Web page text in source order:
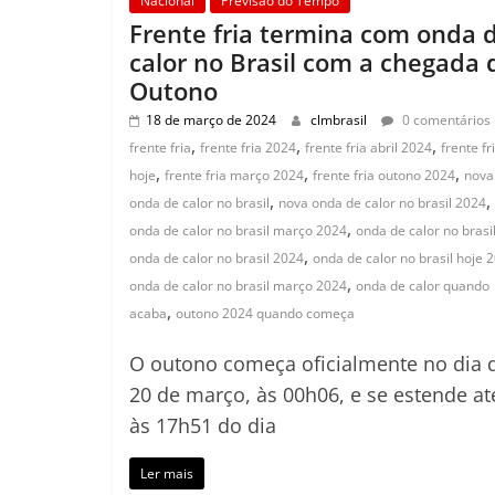
Frente fria termina com onda
calor no Brasil com a chegada
Outono
18 de março de 2024 clmbrasil
0 comentários
frente fria, frente fria 2024, frente fria abril 2024, frente
hoje, frente fria março 2024, frente fria outono 2024, nova
onda de calor no brasil, nova onda de calor no brasil 2024,
onda de calor no brasil março 2024, onda de calor no brasil
onda de calor no brasil 2024, onda de calor no brasil hoje
onda de calor no brasil março 2024, onda de calor quando
acaba, outono 2024 quando começa
O outono começa oficialmente no dia
20 de março, às 00h06, e se estende
às 17h51 do dia
Ler mais